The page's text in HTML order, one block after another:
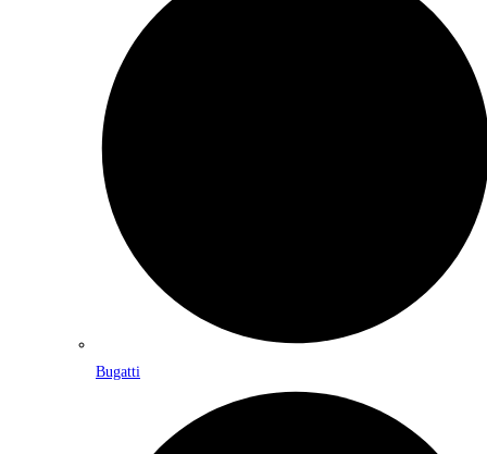
Bugatti